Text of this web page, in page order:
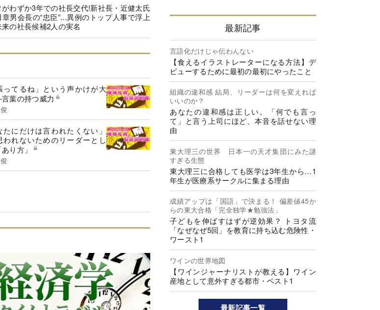
がわずか3年での社長交代!新社長・近健太氏
章男会長の“忠臣”...異例のトップ人事で浮上
来の社長候補2人の実名
ってるね」という声かけが大
葉の持つ威力
たにだけは言われたくない」
われないためのリーダーとし
り方」
最新記事
言語化だけじゃ伝わんない
【食えるイラストレーターになる方法】デ
ビューするために最初の最初にやったこと
組織の違和感 結局、リーダーは何を変えれば
いいのか？
あなたの違和感は正しい。「何でも言っ
て」と言う上司にほど、本音を話せない理
由
東大理三の世界 日本一の天才集団にみた謎
すぎる生態
東大理三に合格しても医学は3年生から…1
年生が医療系サークルに集まる理由
成績アップは「国語」で決まる！ 偏差値45か
らの東大合格「完全独学★勉強法」
子どもを伸ばすはずが逆効果？ トヨタ流
「なぜなぜ5回」を教育に持ち込む危険性・
ワースト1
ワインの世界地図
【ワインジャーナリストが教える】ワイン
産地として意外すぎる都市・ベスト1
最新記事一覧